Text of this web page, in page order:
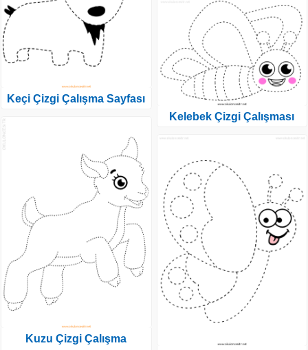
Keçi Çizgi Çalışma Sayfası
Kuzu Çizgi Çalışma
Kelebek Çizgi Çalışması